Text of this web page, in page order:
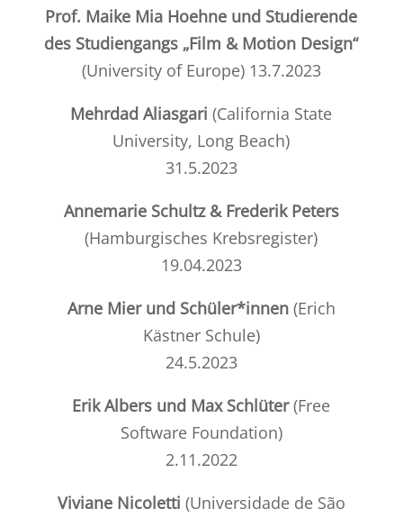
Prof. Maike Mia Hoehne und Studierende
des Studiengangs „Film & Motion Design“
(University of Europe) 13.7.2023
Mehrdad Aliasgari(California State
University, Long Beach)
31.5.2023
Annemarie Schultz & Frederik Peters
(Hamburgisches Krebsregister)
19.04.2023
Arne Mier und Schüler*innen (Erich
Kästner Schule)
24.5.2023
Erik Albers und Max Schlüter(Free
Software Foundation)
2.11.2022
Viviane Nicoletti (Universidade de São